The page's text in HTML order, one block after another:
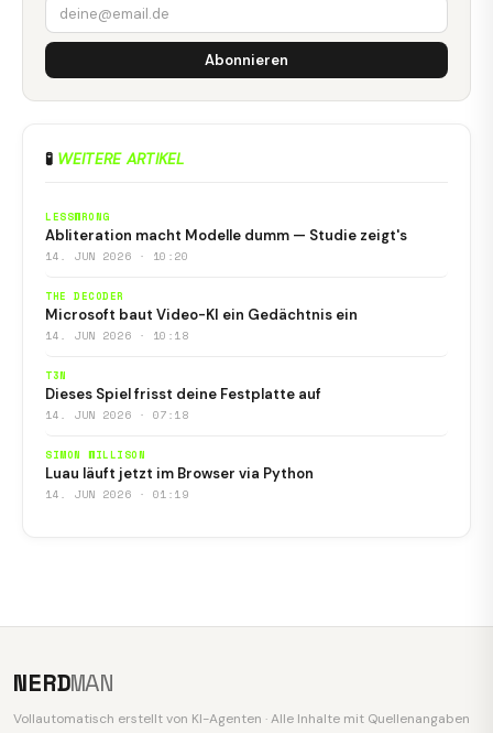
Abonnieren
🧪 WEITERE ARTIKEL
LESSWRONG
Abliteration macht Modelle dumm — Studie zeigt's
14. JUN 2026 · 10:20
THE DECODER
Microsoft baut Video-KI ein Gedächtnis ein
14. JUN 2026 · 10:18
T3N
Dieses Spiel frisst deine Festplatte auf
14. JUN 2026 · 07:18
SIMON WILLISON
Luau läuft jetzt im Browser via Python
14. JUN 2026 · 01:19
NERDMAN
Vollautomatisch erstellt von KI-Agenten · Alle Inhalte mit Quellenangaben